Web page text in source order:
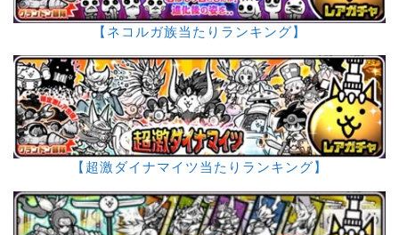
【ネコルガ族当たりランキング】
【超激ダイナマイツ当たりランキング】